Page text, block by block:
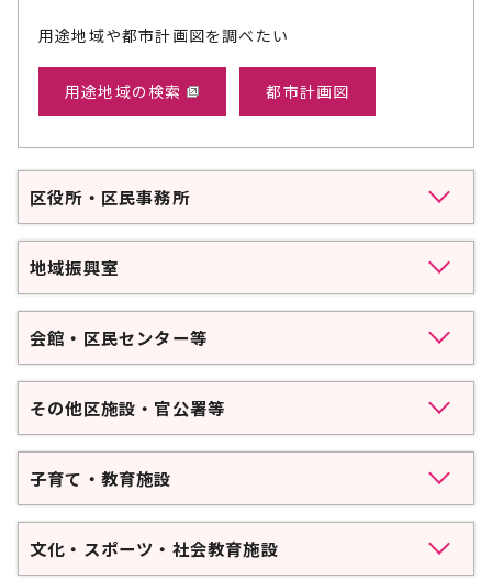
用途地域や都市計画図を調べたい
用途地域の検索 都市計画図
区役所・区民事務所
地域振興室
会館・区民センター等
その他区施設・官公署等
子育て・教育施設
文化・スポーツ・社会教育施設